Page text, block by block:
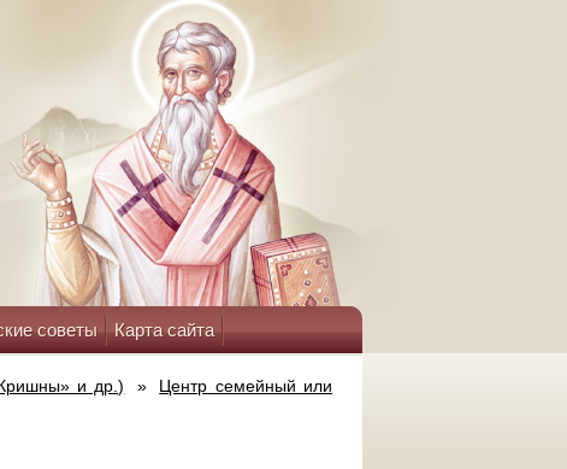
советы Карта сайта
и др.) »
Центр семейный или